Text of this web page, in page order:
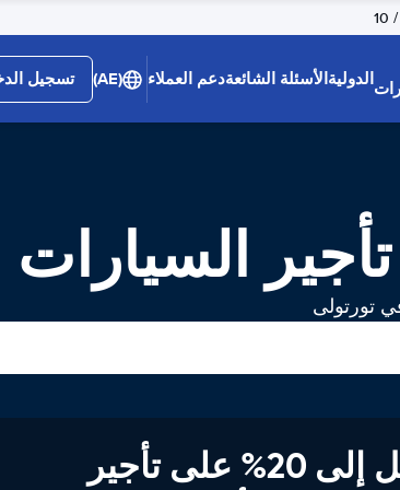
/ 10
الدوليةالأسئلة الشائعةدعم العملاء (AE) تسجيل
السيارات
تورتولی
خصم يصل إلى 20% على تأجير